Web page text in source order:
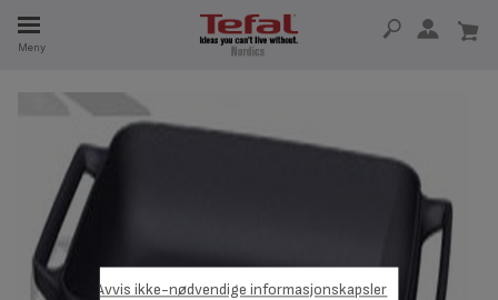
Meny
Avvis ikke-nødvendige informasjonskapsler